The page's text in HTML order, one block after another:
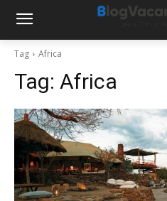
Tag Africa
Tag: Africa